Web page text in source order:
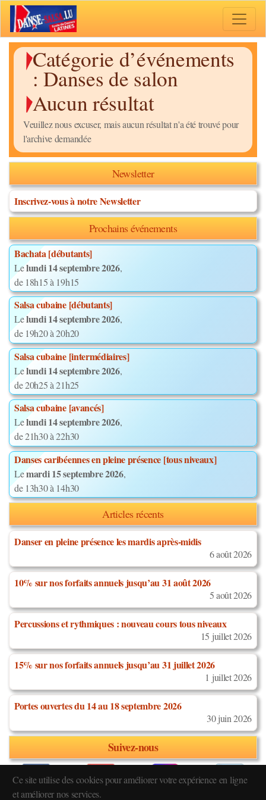
Catégorie d’événements
:Danses de salon
Aucun résultat
Veuillez nous excuser, mais aucun résultat n'a été trouvé pour
l'archive demandée
Newsletter
Inscrivez-vous à notre Newsletter
Prochains événements
Bachata [débutants]
Lelundi 14 septembre 2026,
de 18h15 à 19h15
Salsa cubaine [débutants]
Lelundi 14 septembre 2026,
de 19h20 à 20h20
Salsa cubaine [intermédiaires]
Lelundi 14 septembre 2026,
de 20h25 à 21h25
Salsa cubaine [avancés]
Lelundi 14 septembre 2026,
de 21h30 à 22h30
Danses caribéennes en pleine présence [tous niveaux]
Lemardi 15 septembre 2026,
de 13h30 à 14h30
Articles récents
Danser en pleine présence les mardis après-midis
6 août 2026
10% sur nos forfaits annuels jusqu’au 31 août 2026
5 août 2026
Percussions et rythmiques : nouveau cours tous niveaux
15 juillet 2026
15% sur nos forfaits annuels jusqu’au 31 juillet 2026
1 juillet 2026
Portes ouvertes du 14 au 18 septembre 2026
30 juin 2026
Suivez-nous
Ce site utilise des cookies pour améliorer votre expérience en ligne
et améliorer nos services.